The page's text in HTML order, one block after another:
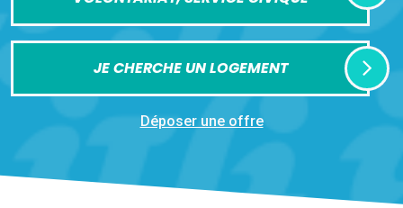
JE CHERCHE UN LOGEMENT
Déposer une offre